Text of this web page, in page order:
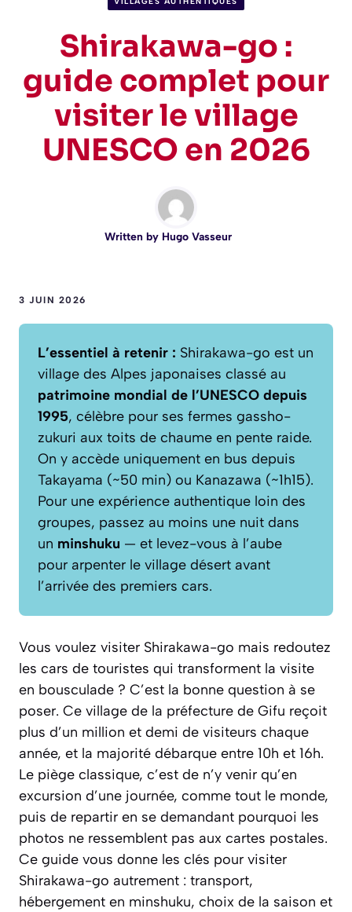
Shirakawa-go :
guide complet pour
visiter le village
UNESCO en 2026
Written by Hugo Vasseur
3 JUIN 2026
L’essentiel à retenir : Shirakawa-go est un
village des Alpes japonaises classé au
patrimoine mondial de l’UNESCO depuis
1995, célèbre pour ses fermes gassho-
zukuri aux toits de chaume en pente raide.
On y accède uniquement en bus depuis
Takayama (~50 min) ou Kanazawa (~1h15).
Pour une expérience authentique loin des
groupes, passez au moins une nuit dans
un minshuku — et levez-vous à l’aube
pour arpenter le village désert avant
l’arrivée des premiers cars.
Vous voulez visiter Shirakawa-go mais redoutez
les cars de touristes qui transforment la visite
en bousculade ? C’est la bonne question à se
poser. Ce village de la préfecture de Gifu reçoit
plus d’un million et demi de visiteurs chaque
année, et la majorité débarque entre 10h et 16h.
Le piège classique, c’est de n’y venir qu’en
excursion d’une journée, comme tout le monde,
puis de repartir en se demandant pourquoi les
photos ne ressemblent pas aux cartes postales.
Ce guide vous donne les clés pour visiter
Shirakawa-go autrement : transport,
hébergement en minshuku, choix de la saison et